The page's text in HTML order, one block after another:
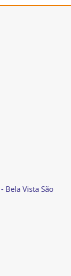
Bela Vista São